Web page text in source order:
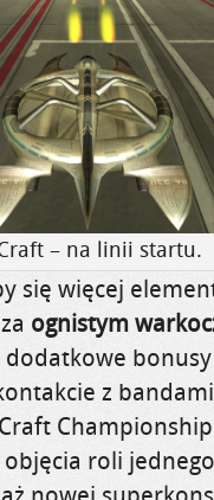
– na linii startu.
się więcej
ognistym
z
Championship
roli